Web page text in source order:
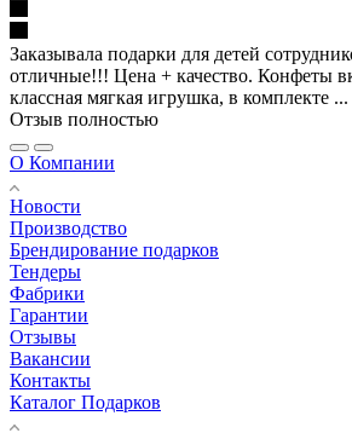
Заказывала подарки для детей
отличные!!! Цена + качество. Конфеты
классная мягкая игрушка, в комплекте ...
Отзыв полностью
О Компании
Новости
Производство
Брендирование подарков
Тендеры
Фабрики
Гарантии
Отзывы
Вакансии
Контакты
Каталог Подарков